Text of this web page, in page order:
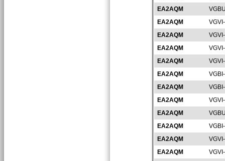
EA2AQM
EA2AQM
EA2AQM
EA2AQM
EA2AQM
EA2AQM
EA2AQM
EA2AQM
EA2AQM
EA2AQM
EA2AQM
EA2AQM